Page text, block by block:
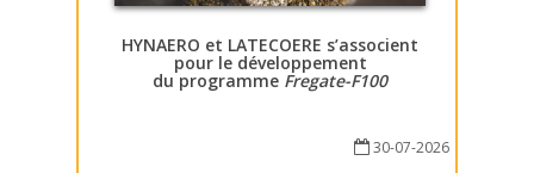
HYNAERO et LATECOERE s’associent
pour le développement
du programme Fregate-F100
30-07-2026